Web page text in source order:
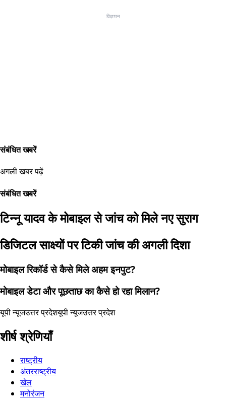
विज्ञापन
संबंधित खबरें
अगली खबर पढ़ें
संबंधित खबरें
टिन्नू यादव के मोबाइल से जांच को मिले नए सुराग
डिजिटल साक्ष्यों पर टिकी जांच की अगली दिशा
मोबाइल रिकॉर्ड से कैसे मिले अहम इनपुट?
मोबाइल डेटा और पूछताछ का कैसे हो रहा मिलान?
यूपी न्यूजउत्तर प्रदेशयूपी न्यूजउत्तर प्रदेश
शीर्ष श्रेणियाँ
राष्ट्रीय
अंतरराष्ट्रीय
खेल
मनोरंजन